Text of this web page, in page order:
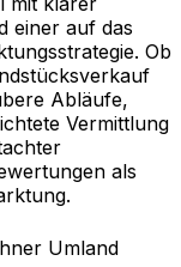
einer auf das
Ob
Abläufe,
Vermittlung
als
Umland